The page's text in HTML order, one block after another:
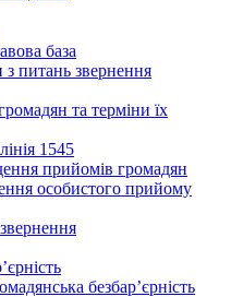
база
питань звернення
та терміни їх
1545
прийомів громадян
особистого прийому
безбар’єрність